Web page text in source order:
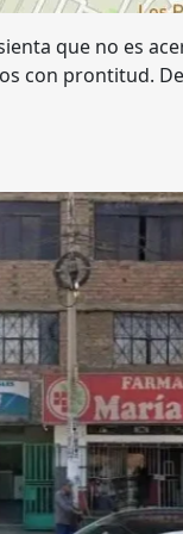
que no es
con prontitud.